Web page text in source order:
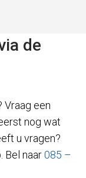
de
Vraag een
nog wat
u vragen?
Bel naar085 –